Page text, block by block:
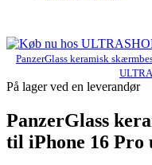
PanzerGlass keramisk
På lager ved en leverandør
PanzerGlass
til iPhone 16